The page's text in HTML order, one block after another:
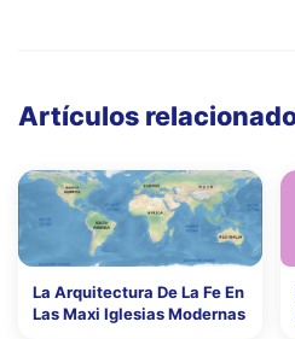
Artículos
La Arquitectura De La Fe En
Las Maxi Iglesias Modernas